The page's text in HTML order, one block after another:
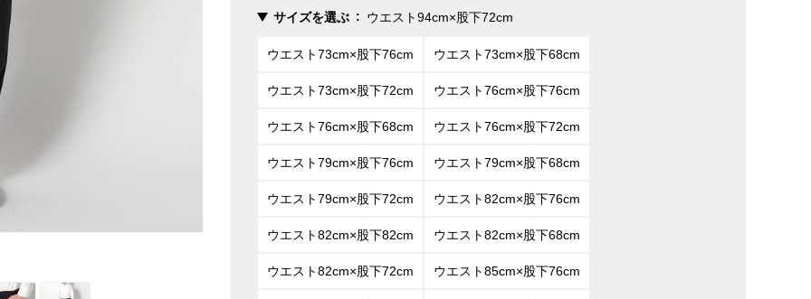
サイズを選ぶ ウエスト94cm×股下72cm
ウエスト73cm×股下76cm ウエスト73cm×股下68cm
ウエスト73cm×股下72cm ウエスト76cm×股下76cm
ウエスト76cm×股下68cm ウエスト76cm×股下72cm
ウエスト79cm×股下76cm ウエスト79cm×股下68cm
ウエスト79cm×股下72cm ウエスト82cm×股下76cm
ウエスト82cm×股下82cm ウエスト82cm×股下68cm
ウエスト82cm×股下72cm ウエスト85cm×股下76cm